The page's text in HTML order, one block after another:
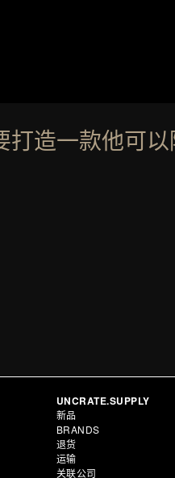
打造一款他可
UNCRATE.SUPPLY
新品
BRANDS
退货
运输
关联公司